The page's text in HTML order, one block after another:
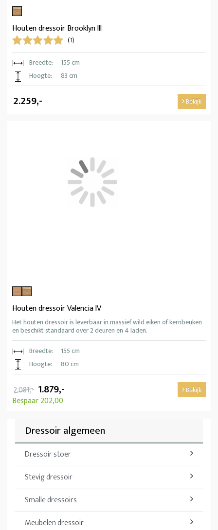
Houten dressoir Brooklyn lll
(1)
Breedte:
155 cm
Hoogte:
83 cm
2.259,- Bekijk
Houten dressoir Valencia lV
Het houten dressoir is leverbaar in massief wild eiken of kernbeuken
en beschikt standaard over 2 deuren en 4 laden.
Breedte:
155 cm
Hoogte:
80 cm
2.081,- 1.879,-
Bespaar 202,00
Bekijk
Dressoir algemeen
Dressoir stoer
Stevig dressoir
Smalle dressoirs
Meubelen dressoir